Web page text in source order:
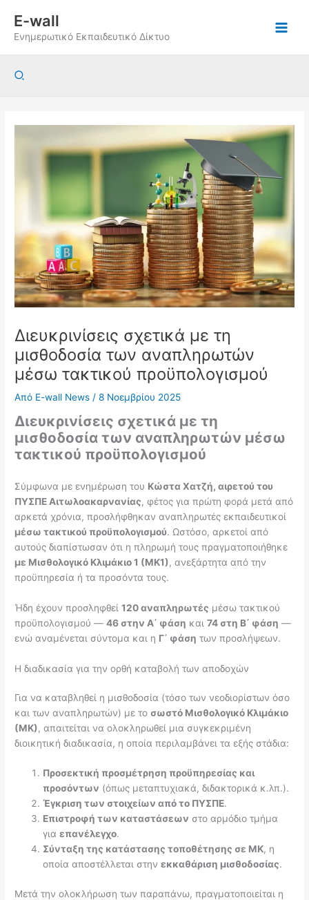
περιεχόμενο
E-wall
Ενημερωτικό Εκπαιδευτικό Δίκτυο
Αναζήτηση
Διευκρινίσεις σχετικά με τη
μισθοδοσία των αναπληρωτών
μέσω τακτικού προϋπολογισμού
Από E-wall News/8 Νοεμβρίου 2025
Διευκρινίσεις σχετικά με τη
μισθοδοσία των αναπληρωτών μέσω
τακτικού προϋπολογισμού
Σύμφωνα με ενημέρωση του Κώστα Χατζή, αιρετού του
ΠΥΣΠΕ Αιτωλοακαρνανίας, φέτος για πρώτη φορά μετά από
αρκετά χρόνια, προσλήφθηκαν αναπληρωτές εκπαιδευτικοί
μέσω τακτικού προϋπολογισμού. Ωστόσο, αρκετοί από
αυτούς διαπίστωσαν ότι η πληρωμή τους πραγματοποιήθηκε
με Μισθολογικό Κλιμάκιο 1 (ΜΚ1), ανεξάρτητα από την
προϋπηρεσία ή τα προσόντα τους.
Ήδη έχουν προσληφθεί120 αναπληρωτές μέσω τακτικού
προϋπολογισμού —46 στην Α΄ φάση και74 στη Β΄ φάση —
ενώ αναμένεται σύντομα και η Γ΄ φάση των προσλήψεων.
Η διαδικασία για την ορθή καταβολή των αποδοχών
Για να καταβληθεί η μισθοδοσία (τόσο των νεοδιορίστων όσο
και των αναπληρωτών) με το σωστό Μισθολογικό Κλιμάκιο
(ΜΚ), απαιτείται να ολοκληρωθεί μια συγκεκριμένη
διοικητική διαδικασία, η οποία περιλαμβάνει τα εξής στάδια:
Προσεκτική προσμέτρηση προϋπηρεσίας και
προσόντων (όπως μεταπτυχιακά, διδακτορικά κ.λπ.).
Έγκριση των στοιχείων από το ΠΥΣΠΕ.
Επιστροφή των καταστάσεων στο αρμόδιο τμήμα
γιαεπανέλεγχο.
Σύνταξη της κατάστασης τοποθέτησης σε ΜΚ, η
οποία αποστέλλεται στηνεκκαθάριση μισθοδοσίας.
Μετά την ολοκλήρωση των παραπάνω, πραγματοποιείται η